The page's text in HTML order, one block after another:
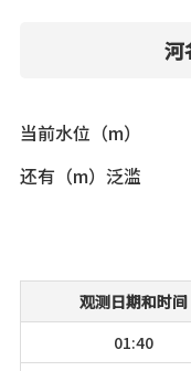
河
当前水位（m）
还有（m）泛滥
观测日期和时间
01:40